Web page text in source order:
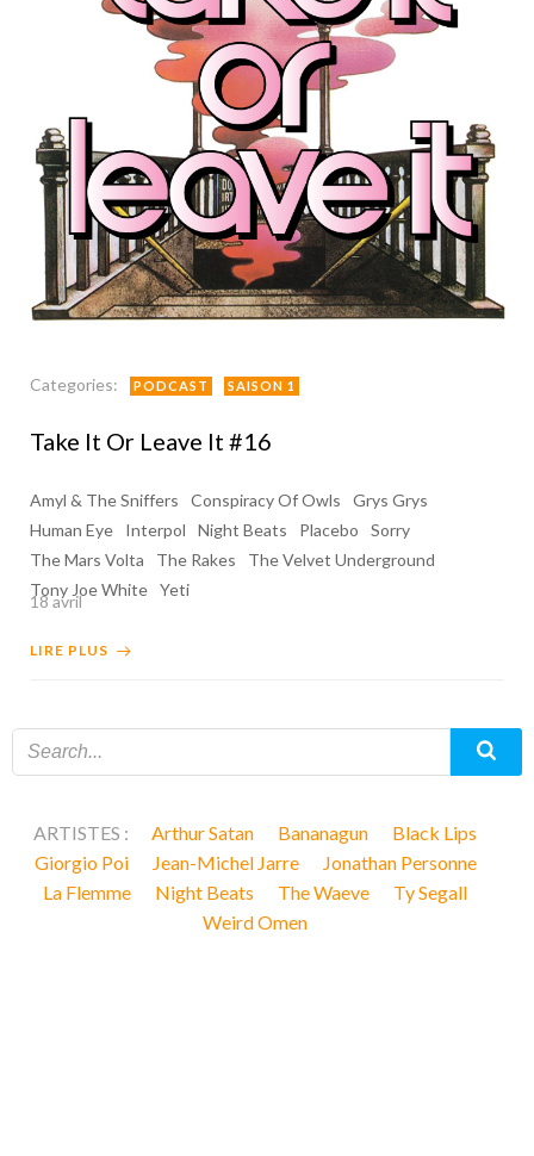
Categories: PODCAST SAISON 1
Take It Or Leave It #16
Amyl & The Sniffers Conspiracy Of Owls
Grys Grys
Human Eye
Interpol Night Beats Placebo
Sorry
The Mars Volta
The Rakes
The Velvet Underground
Tony Joe White Yeti
18 avril
LIRE PLUS
ARTISTES : Arthur Satan Bananagun
Black Lips
Giorgio Poi
Jean-Michel Jarre
Jonathan Personne
La Flemme
Night Beats The Waeve
Ty Segall
Weird Omen